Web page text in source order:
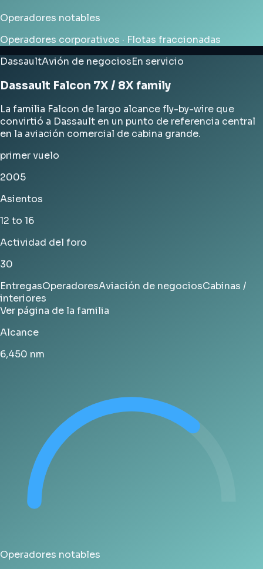
Operadores notables
Operadores corporativos · Flotas fraccionadas
DassaultAvión de negociosEn servicio
Dassault Falcon 7X / 8X family
La familia Falcon de largo alcance fly-by-wire que
convirtió a Dassault en un punto de referencia central
en la aviación comercial de cabina grande.
primer vuelo
2005
Asientos
12 to 16
Actividad del foro
30
EntregasOperadoresAviación de negociosCabinas /
interiores
Ver página de la familia
Alcance
6,450 nm
Operadores notables